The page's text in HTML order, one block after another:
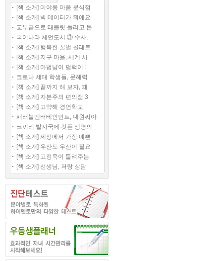
[책 소개] 미야옹 마음 분식점
[책 소개] 빅 데이터가 뭐예요
교부금으로 태블릿 돌리고 돈
국어나라 체언도시 ③ 수사,
[책 소개] 행복한 꿀벌 콜레트
[책 소개] 지구 마을, 세계 시
[책 소개] 마법냥이 펄럭이 :
코로나 세대 학생들, 문해력
[책 소개] 끝까지 해 보자, 때
[책 소개] 자본주의 편의점 3
[책 소개] 고약해 경연학교
패러블엔터테인먼트, 대원씨아
코끼리 발자국에 깃든 생명의
[책 소개] 세상에서 가장 예쁜
[책 소개] 우산도 우산이 필요
[책 소개] 고정욱이 들려주는
[책 소개] 선생님, 저랑 상담